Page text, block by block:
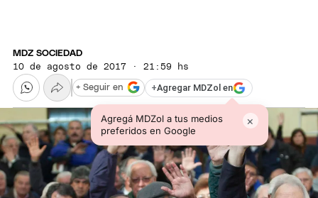
MDZ SOCIEDAD
10 de agosto de 2017 · 21:59 hs
+Agregar MDZol en
Agregá MDZol a tus medios
preferidos en Google
×
+ Seguir en